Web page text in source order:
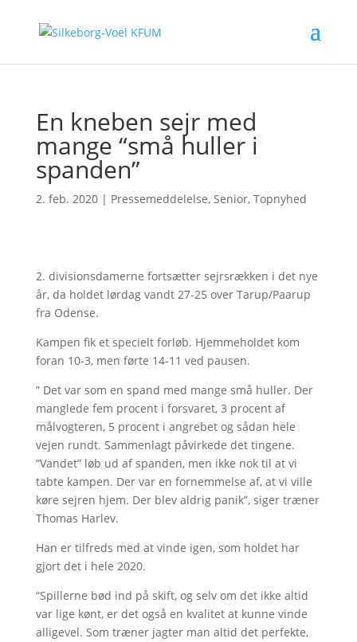
En kneben sejr med
mange “små huller i
spanden”
2. feb. 2020| Pressemeddelelse, Senior, Topnyhed
2. divisionsdamerne fortsætter sejrsrækken i det nye
år, da holdet lørdag vandt 27-25 over Tarup/Paarup
fra Odense.
Kampen fik et specielt forløb. Hjemmeholdet kom
foran 10-3, men førte 14-11 ved pausen.
” Det var som en spand med mange små huller. Der
manglede fem procent i forsvaret, 3 procent af
målvogteren, 5 procent i angrebet og sådan hele
vejen rundt. Sammenlagt påvirkede det tingene.
“Vandet” løb ud af spanden, men ikke nok til at vi
tabte kampen. Der var en fornemmelse af, at vi ville
køre sejren hjem. Der blev aldrig panik”, siger træner
Thomas Harlev.
Han er tilfreds med at vinde igen, som holdet har
gjort det i hele 2020.
“Spillerne bød ind på skift, og selv om det ikke altid
var lige kønt, er det også en kvalitet at kunne vinde
alligevel. Som træner jagter man altid det perfekte,